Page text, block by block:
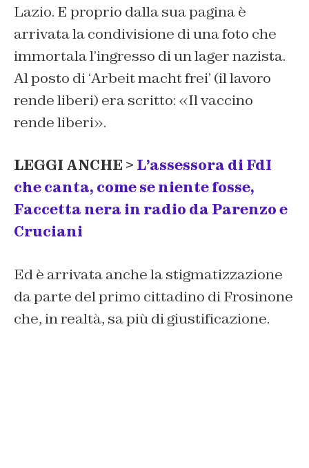
Lazio. E proprio dalla sua pagina è
arrivata la condivisione di una foto che
immortala l’ingresso di un lager nazista.
Al posto di ‘Arbeitmachtfrei’ (il lavoro
rende liberi) era scritto: «Il vaccino
rende liberi».
LEGGI ANCHE > L’assessora di FdI
che canta, come se niente fosse,
Faccetta nera in radio da Parenzo e
Cruciani
Ed è arrivata anche la stigmatizzazione
da parte del primo cittadino di Frosinone
che, in realtà, sa più di giustificazione.